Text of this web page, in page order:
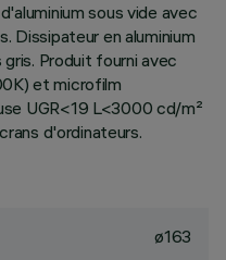
sous vide avec
Dissipateur en aluminium
Produit fourni avec
et microfilm
UGR<19 L<3000 cd/m²
d'ordinateurs.
ø163